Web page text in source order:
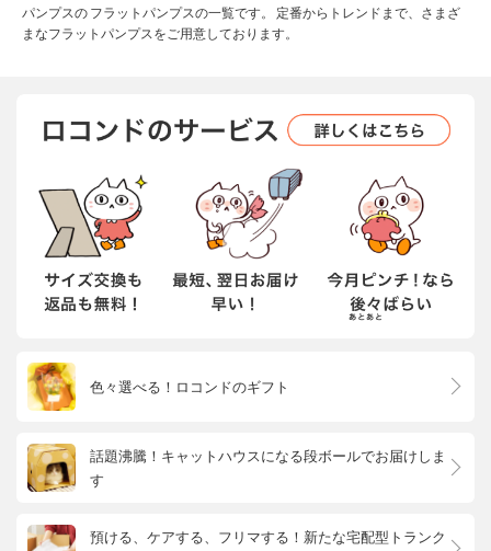
パンプスの フラットパンプスの一覧です。 定番からトレンドまで、さまざ
まなフラットパンプスをご用意しております。
色々選べる！ロコンドのギフト
話題沸騰！キャットハウスになる段ボールでお届けしま
す
預ける、ケアする、フリマする！新たな宅配型トランク